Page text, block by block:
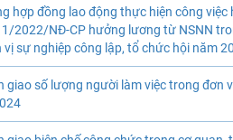
hợp đồng lao động thực hiện công việc
2022/NĐ-CP hưởng lương từ NSNN
vị sự nghiệp công lập, tổ chức hội năm
giao số lượng người làm việc trong đơn